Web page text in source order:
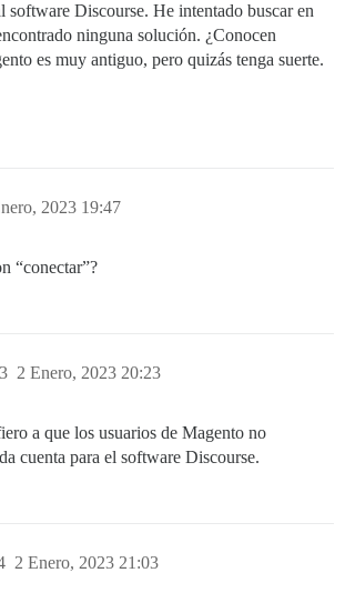
software Discourse. He intentado buscar en
ninguna solución. ¿Conocen
es muy antiguo, pero quizás tenga suerte.
2023 19:47
“conectar”?
2 Enero, 2023 20:23
3
a que los usuarios de Magento no
cuenta para el software Discourse.
2 Enero, 2023 21:03